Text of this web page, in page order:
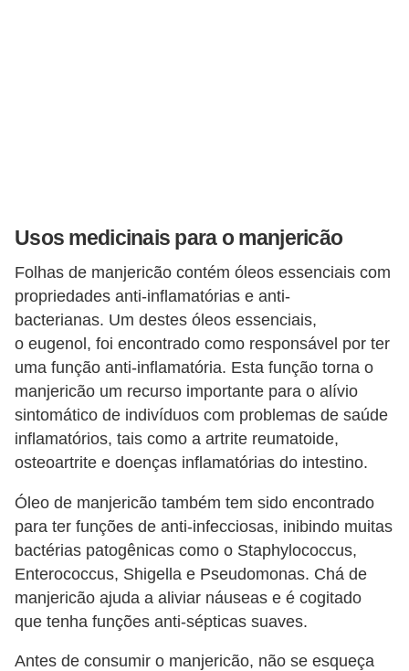
Usos medicinais para o manjericão
Folhas de manjericão contém óleos essenciais com
propriedades anti-inflamatórias e anti-
bacterianas. Um destes óleos essenciais,
o eugenol, foi encontrado como responsável por ter
uma função anti-inflamatória. Esta função torna o
manjericão um recurso importante para o alívio
sintomático de indivíduos com problemas de saúde
inflamatórios, tais como a artrite reumatoide,
osteoartrite e doenças inflamatórias do intestino.
Óleo de manjericão também tem sido encontrado
para ter funções de anti-infecciosas, inibindo muitas
bactérias patogênicas como o Staphylococcus,
Enterococcus, Shigella e Pseudomonas. Chá de
manjericão ajuda a aliviar náuseas e é cogitado
que tenha funções anti-sépticas suaves.
Antes de consumir o manjericão, não se esqueça